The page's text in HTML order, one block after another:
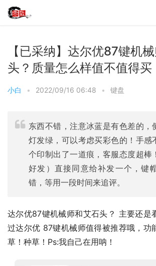
【已采纳】达尔优87键机
头？质量怎么样值不值得买
小白 • 2022/09/16 06:48 • 键盘
东西不错，注意冰蓝是有色差的，
灯发绿，可以考虑买彩色的！手感
个印制出了一道痕，客服态度超棒
好发）直接同意给补发一个，键
错，等用一段时间来追评。
达尔优87键机械师和艾石头？ 主要还是
过达尔优 87键机械师值得被推荐哦，功
草！种草！Ps:我自己在用呐！